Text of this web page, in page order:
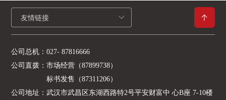
友情链接
公司总机：027- 87816666
公司直拨：市场经营（87899738）
标书发售（87311206）
公司地址：武汉市武昌区东湖西路特2号平安财富中 心B座 7-10楼